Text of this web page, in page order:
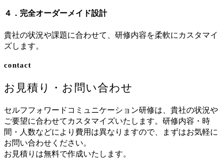
４．完全オーダーメイド設計
貴社の状況や課題に合わせて、研修内容を柔軟にカスタマイ
ズします。
contact
お見積り・お問い合わせ
セルフフォワードコミュニケーション研修は、貴社の状況や
ご要望に合わせてカスタマイズいたします。研修内容・時
間・人数などにより費用は異なりますので、まずはお気軽に
お問い合わせください。
お見積りは無料で作成いたします。